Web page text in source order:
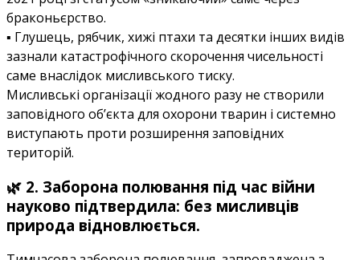
браконьєрство.
▪️ Глушець, рябчик, хижі птахи та десятки інших видів
зазнали катастрофічного скорочення чисельності
саме внаслідок мисливського тиску.
Мисливські організації жодного разу не створили
заповідного об’єкта для охорони тварин і системно
виступають проти розширення заповідних
територій.
🌿 2. Заборона полювання під час війни
науково підтвердила: без мисливців
природа відновлюється.